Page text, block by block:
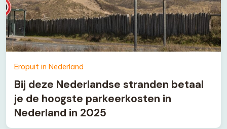
Eropuit in Nederland
Bij deze Nederlandse stranden betaal
je de hoogste parkeerkosten in
Nederland in 2025